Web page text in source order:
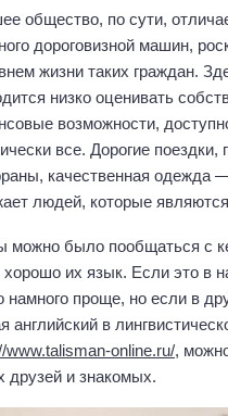
общество, по сути,
дороговизной машин,
жизни таких граждан.
низко оценивать
возможности,
все. Дорогие
качественная одежда
людей, которые
можно было пообщаться с
хорошо их язык. Если это в
проще, но если в
английский в
www.talisman-online.ru/,
друзей и знакомых.